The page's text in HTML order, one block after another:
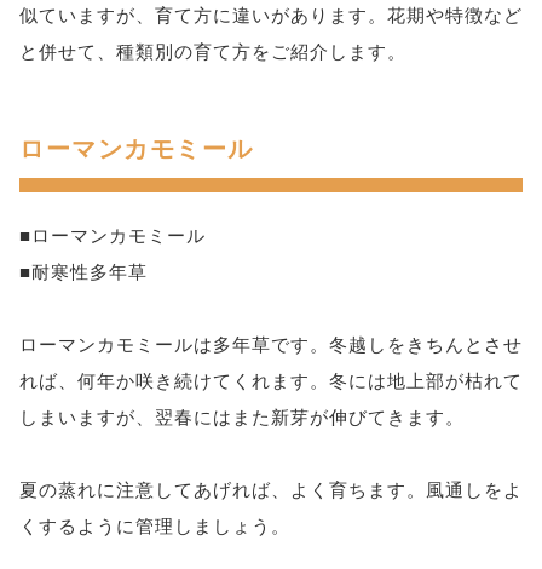
似ていますが、育て方に違いがあります。花期や特徴など
と併せて、種類別の育て方をご紹介します。
ローマンカモミール
■ローマンカモミール
■耐寒性多年草
ローマンカモミールは多年草です。冬越しをきちんとさせ
れば、何年か咲き続けてくれます。冬には地上部が枯れて
しまいますが、翌春にはまた新芽が伸びてきます。
夏の蒸れに注意してあげれば、よく育ちます。風通しをよ
くするように管理しましょう。